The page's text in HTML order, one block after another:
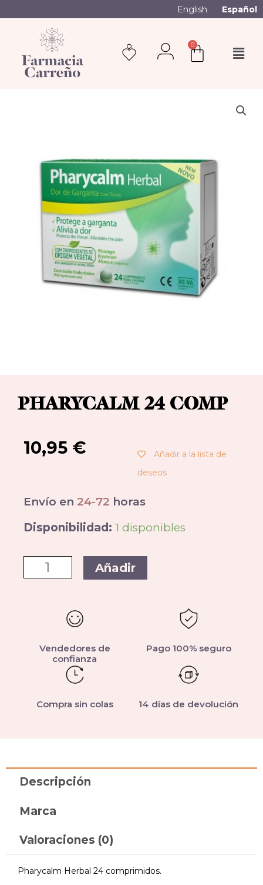
English Español
0
PHARYCALM 24 COMP
10,95 €
Añadir a la lista de
deseos
Envío en 24-72 horas
Disponibilidad: 1 disponibles
Añadir
Vendedores de
confianza
Pago 100% seguro
Compra sin colas 14 días de devolución
Descripción
Marca
Valoraciones (0)
Pharycalm Herbal 24 comprimidos.